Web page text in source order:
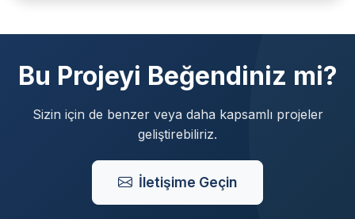
Bu Projeyi Beğendiniz mi?
Sizin için de benzer veya daha kapsamlı projeler
geliştirebiliriz.
İletişime Geçin